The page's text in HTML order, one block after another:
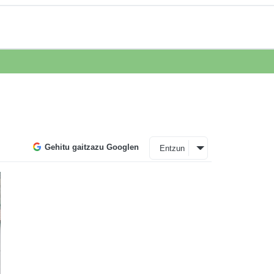
Gehitu gaitzazu Googlen Entzun